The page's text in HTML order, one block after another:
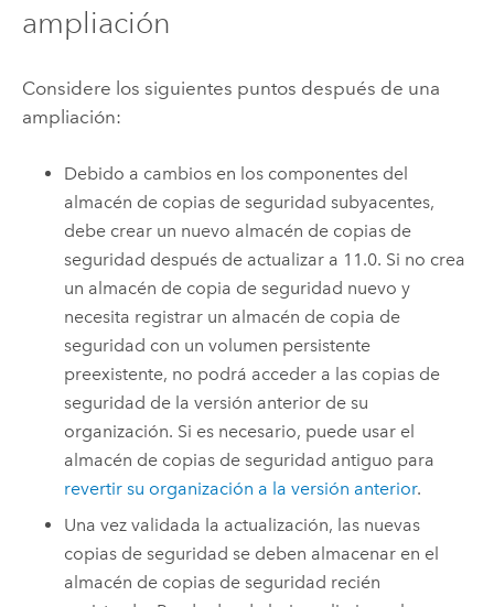
ampliación
Considere los siguientes puntos después de una
ampliación:
Debido a cambios en los componentes del
almacén de copias de seguridad subyacentes,
debe crear un nuevo almacén de copias de
seguridad después de actualizar a 11.0. Si no crea
un almacén de copia de seguridad nuevo y
necesita registrar un almacén de copia de
seguridad con un volumen persistente
preexistente, no podrá acceder a las copias de
seguridad de la versión anterior de su
organización. Si es necesario, puede usar el
almacén de copias de seguridad antiguo para
revertir su organización a la versión anterior.
Una vez validada la actualización, las nuevas
copias de seguridad se deben almacenar en el
almacén de copias de seguridad recién